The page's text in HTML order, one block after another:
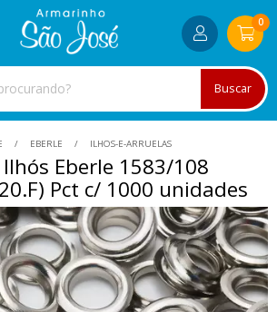
Buscar
0
EBERLE ILHOS-E-ARRUELAS
Eberle 1583/108
Pct c/ 1000 unidades